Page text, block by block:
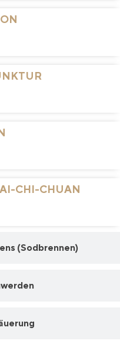
(Sodbrennen)
CHI-CHUAN